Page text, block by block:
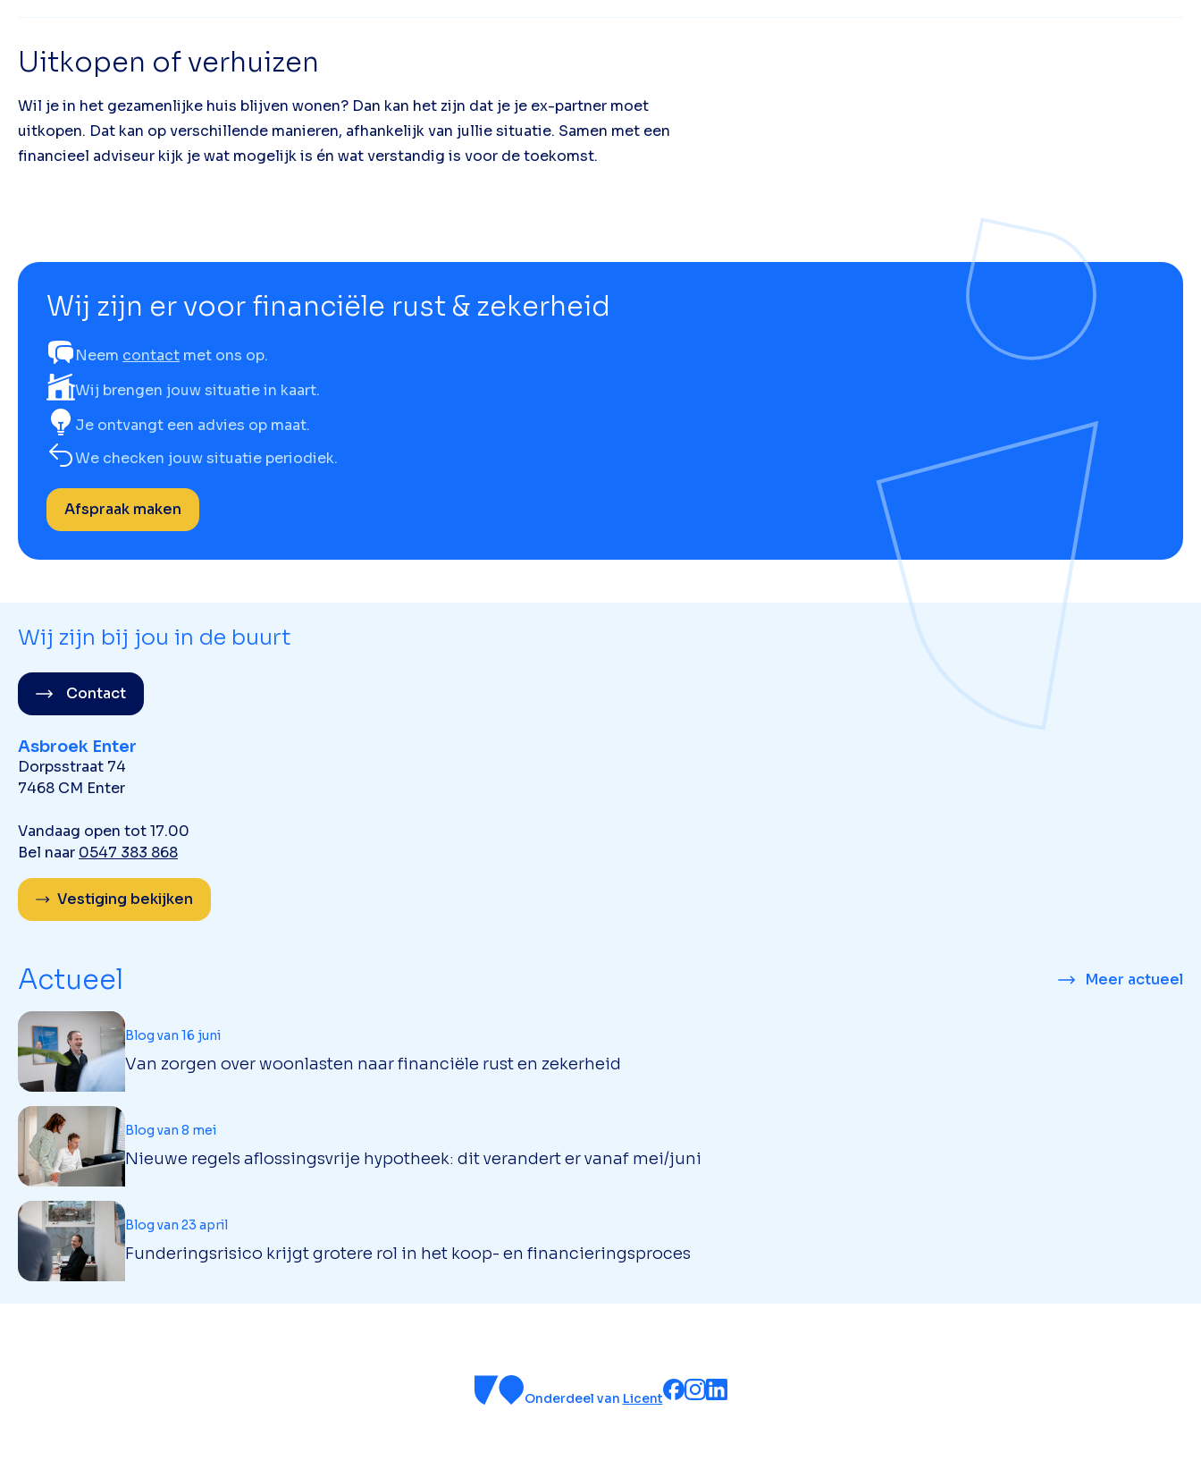
Uitkopen of verhuizen
Wil je in het gezamenlijke huis blijven wonen? Dan kan het zijn dat je je ex-partner moet
uitkopen. Dat kan op verschillende manieren, afhankelijk van jullie situatie. Samen met een
financieel adviseur kijk je wat mogelijk is én wat verstandig is voor de toekomst.
Wij zijn er voor financiële rust & zekerheid
Neem contact met ons op.
Wij brengen jouw situatie in kaart.
Je ontvangt een advies op maat.
We checken jouw situatie periodiek.
Afspraak maken
Wij zijn bij jou in de buurt
Contact
Asbroek Enter
Dorpsstraat 74
7468 CM Enter
Vandaag open tot 17.00
Bel naar 0547 383 868
Vestiging bekijken
Actueel Meer actueel
Van zorgen over woonlasten naar financiële rust en zekerheid
Blog van 16 juni
Nieuwe regels aflossingsvrije hypotheek: dit verandert er vanaf mei/juni
Blog van 8 mei
Funderingsrisico krijgt grotere rol in het koop- en financieringsproces
Blog van 23 april
Onderdeel van Licent